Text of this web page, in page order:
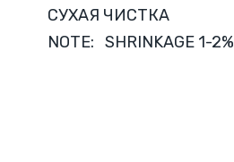
СУХАЯ ЧИСТКА
NOTE: SHRINKAGE 1-2%